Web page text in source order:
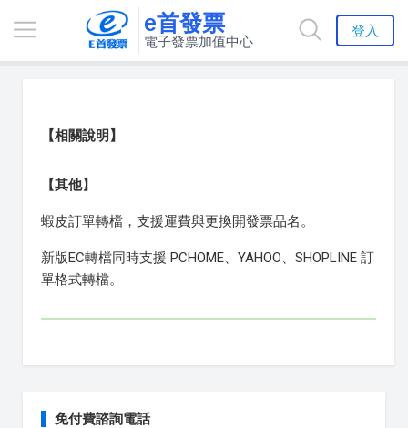
e首發票
電子發票加值中心
登入
【相關說明】
【其他】
蝦皮訂單轉檔，支援運費與更換開發票品名。
新版EC轉檔同時支援 PCHOME、YAHOO、SHOPLINE 訂
單格式轉檔。
免付費諮詢電話